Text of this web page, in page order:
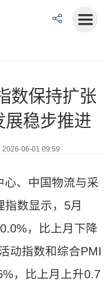
数保持扩张
稳步推进
06-01 09:59
心、中国物流与采
数显示，5月
，比上月下降
动指数和综合PMI
，比上月上升0.7